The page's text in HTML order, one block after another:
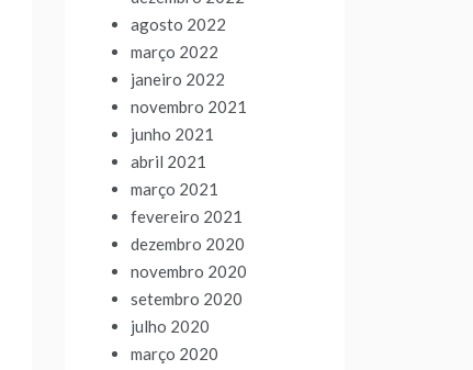
agosto 2022
março 2022
janeiro 2022
novembro 2021
junho 2021
abril 2021
março 2021
fevereiro 2021
dezembro 2020
novembro 2020
setembro 2020
julho 2020
março 2020